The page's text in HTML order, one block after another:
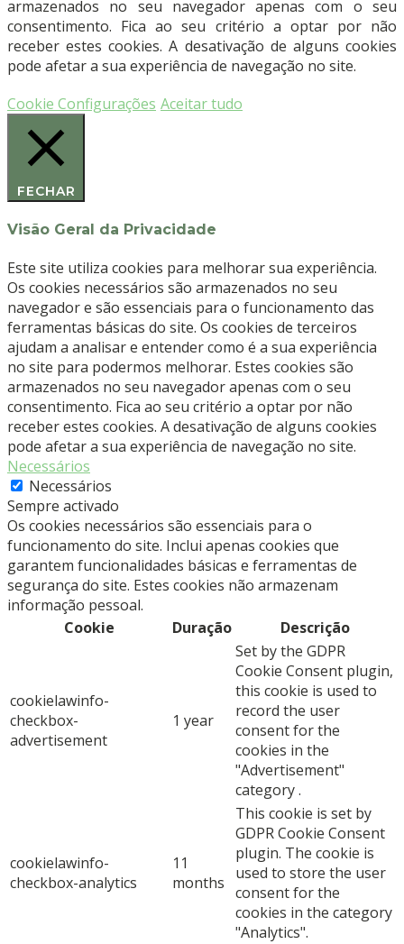
MEDISTOCK
armazenados no seu navegador apenas com o seu
consentimento. Fica ao seu critério a optar por não
receber estes cookies. A desativação de alguns cookies
pode afetar a sua experiência de navegação no site.
Cookie Configurações Aceitar tudo
FECHAR
Visão Geral da Privacidade
Este site utiliza cookies para melhorar sua experiência.
Os cookies necessários são armazenados no seu
navegador e são essenciais para o funcionamento das
ferramentas básicas do site. Os cookies de terceiros
ajudam a analisar e entender como é a sua experiência
no site para podermos melhorar. Estes cookies são
armazenados no seu navegador apenas com o seu
consentimento. Fica ao seu critério a optar por não
receber estes cookies. A desativação de alguns cookies
pode afetar a sua experiência de navegação no site.
Necessários
Necessários
Sempre activado
Os cookies necessários são essenciais para o
funcionamento do site. Inclui apenas cookies que
garantem funcionalidades básicas e ferramentas de
segurança do site. Estes cookies não armazenam
informação pessoal.
Cookie
Duração Descrição
cookielawinfo-
checkbox-
advertisement
1 year
Set by the GDPR
Cookie Consent plugin,
this cookie is used to
record the user
consent for the
cookies in the
"Advertisement"
category .
cookielawinfo-
checkbox-analytics
11
months
This cookie is set by
GDPR Cookie Consent
plugin. The cookie is
used to store the user
consent for the
cookies in the category
"Analytics".